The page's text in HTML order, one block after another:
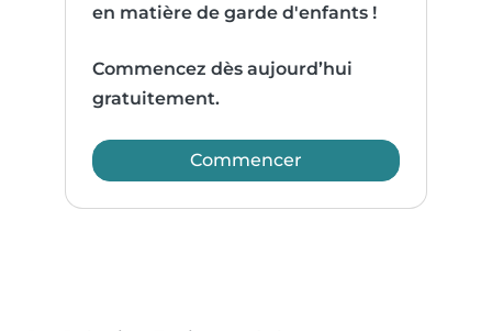
en matière de garde d'enfants !
Commencez dès aujourd’hui
gratuitement.
Commencer